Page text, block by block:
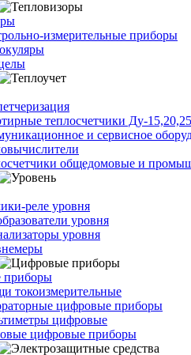
измерительные приборы
теплосчетчики Ду-15,20,25
и сервисное
общедомовые и
реле уровня
уровня
уровня
токоизмерительные
цифровые приборы
цифровые
цифровые приборы